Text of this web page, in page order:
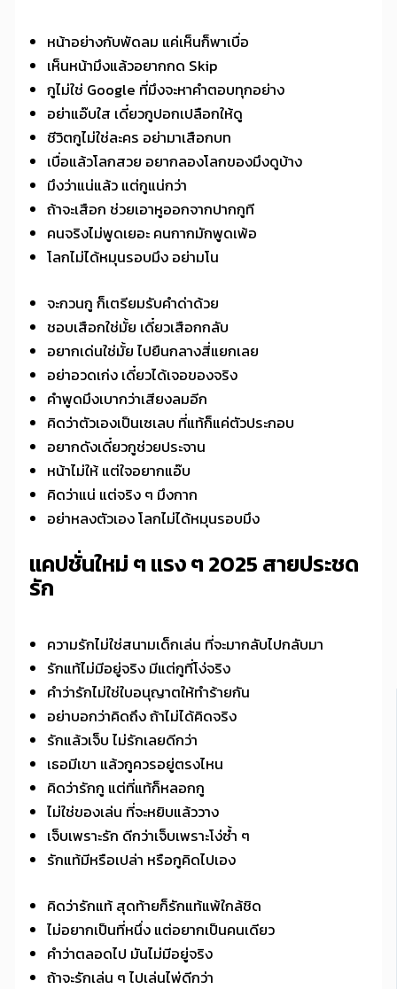
หน้าอย่างกับพัดลม แค่เห็นก็พาเบื่อ
เห็นหน้ามึงแล้วอยากกด Skip
กูไม่ใช่ Google ที่มึงจะหาคำตอบทุกอย่าง
อย่าแอ๊บใส เดี๋ยวกูปอกเปลือกให้ดู
ชีวิตกูไม่ใช่ละคร อย่ามาเสือกบท
เบื่อแล้วโลกสวย อยากลองโลกของมึงดูบ้าง
มึงว่าแน่แล้ว แต่กูแน่กว่า
ถ้าจะเสือก ช่วยเอาหูออกจากปากกูที
คนจริงไม่พูดเยอะ คนกากมักพูดเพ้อ
โลกไม่ได้หมุนรอบมึง อย่ามโน
จะกวนกู ก็เตรียมรับคำด่าด้วย
ชอบเสือกใช่มั้ย เดี๋ยวเสือกกลับ
อยากเด่นใช่มั้ย ไปยืนกลางสี่แยกเลย
อย่าอวดเก่ง เดี๋ยวได้เจอของจริง
คำพูดมึงเบากว่าเสียงลมอีก
คิดว่าตัวเองเป็นเซเลบ ที่แท้ก็แค่ตัวประกอบ
อยากดังเดี๋ยวกูช่วยประจาน
หน้าไม่ให้ แต่ใจอยากแอ๊บ
คิดว่าแน่ แต่จริง ๆ มึงกาก
อย่าหลงตัวเอง โลกไม่ได้หมุนรอบมึง
แคปชั่นใหม่ ๆ แรง ๆ 2025 สายประชด
รัก
ความรักไม่ใช่สนามเด็กเล่น ที่จะมากลับไปกลับมา
รักแท้ไม่มีอยู่จริง มีแต่กูที่โง่จริง
คำว่ารักไม่ใช่ใบอนุญาตให้ทำร้ายกัน
อย่าบอกว่าคิดถึง ถ้าไม่ได้คิดจริง
รักแล้วเจ็บ ไม่รักเลยดีกว่า
เธอมีเขา แล้วกูควรอยู่ตรงไหน
คิดว่ารักกู แต่ที่แท้ก็หลอกกู
ไม่ใช่ของเล่น ที่จะหยิบแล้ววาง
เจ็บเพราะรัก ดีกว่าเจ็บเพราะโง่ซ้ำ ๆ
รักแท้มีหรือเปล่า หรือกูคิดไปเอง
คิดว่ารักแท้ สุดท้ายก็รักแท้แพ้ใกล้ชิด
ไม่อยากเป็นที่หนึ่ง แต่อยากเป็นคนเดียว
คำว่าตลอดไป มันไม่มีอยู่จริง
ถ้าจะรักเล่น ๆ ไปเล่นไพ่ดีกว่า